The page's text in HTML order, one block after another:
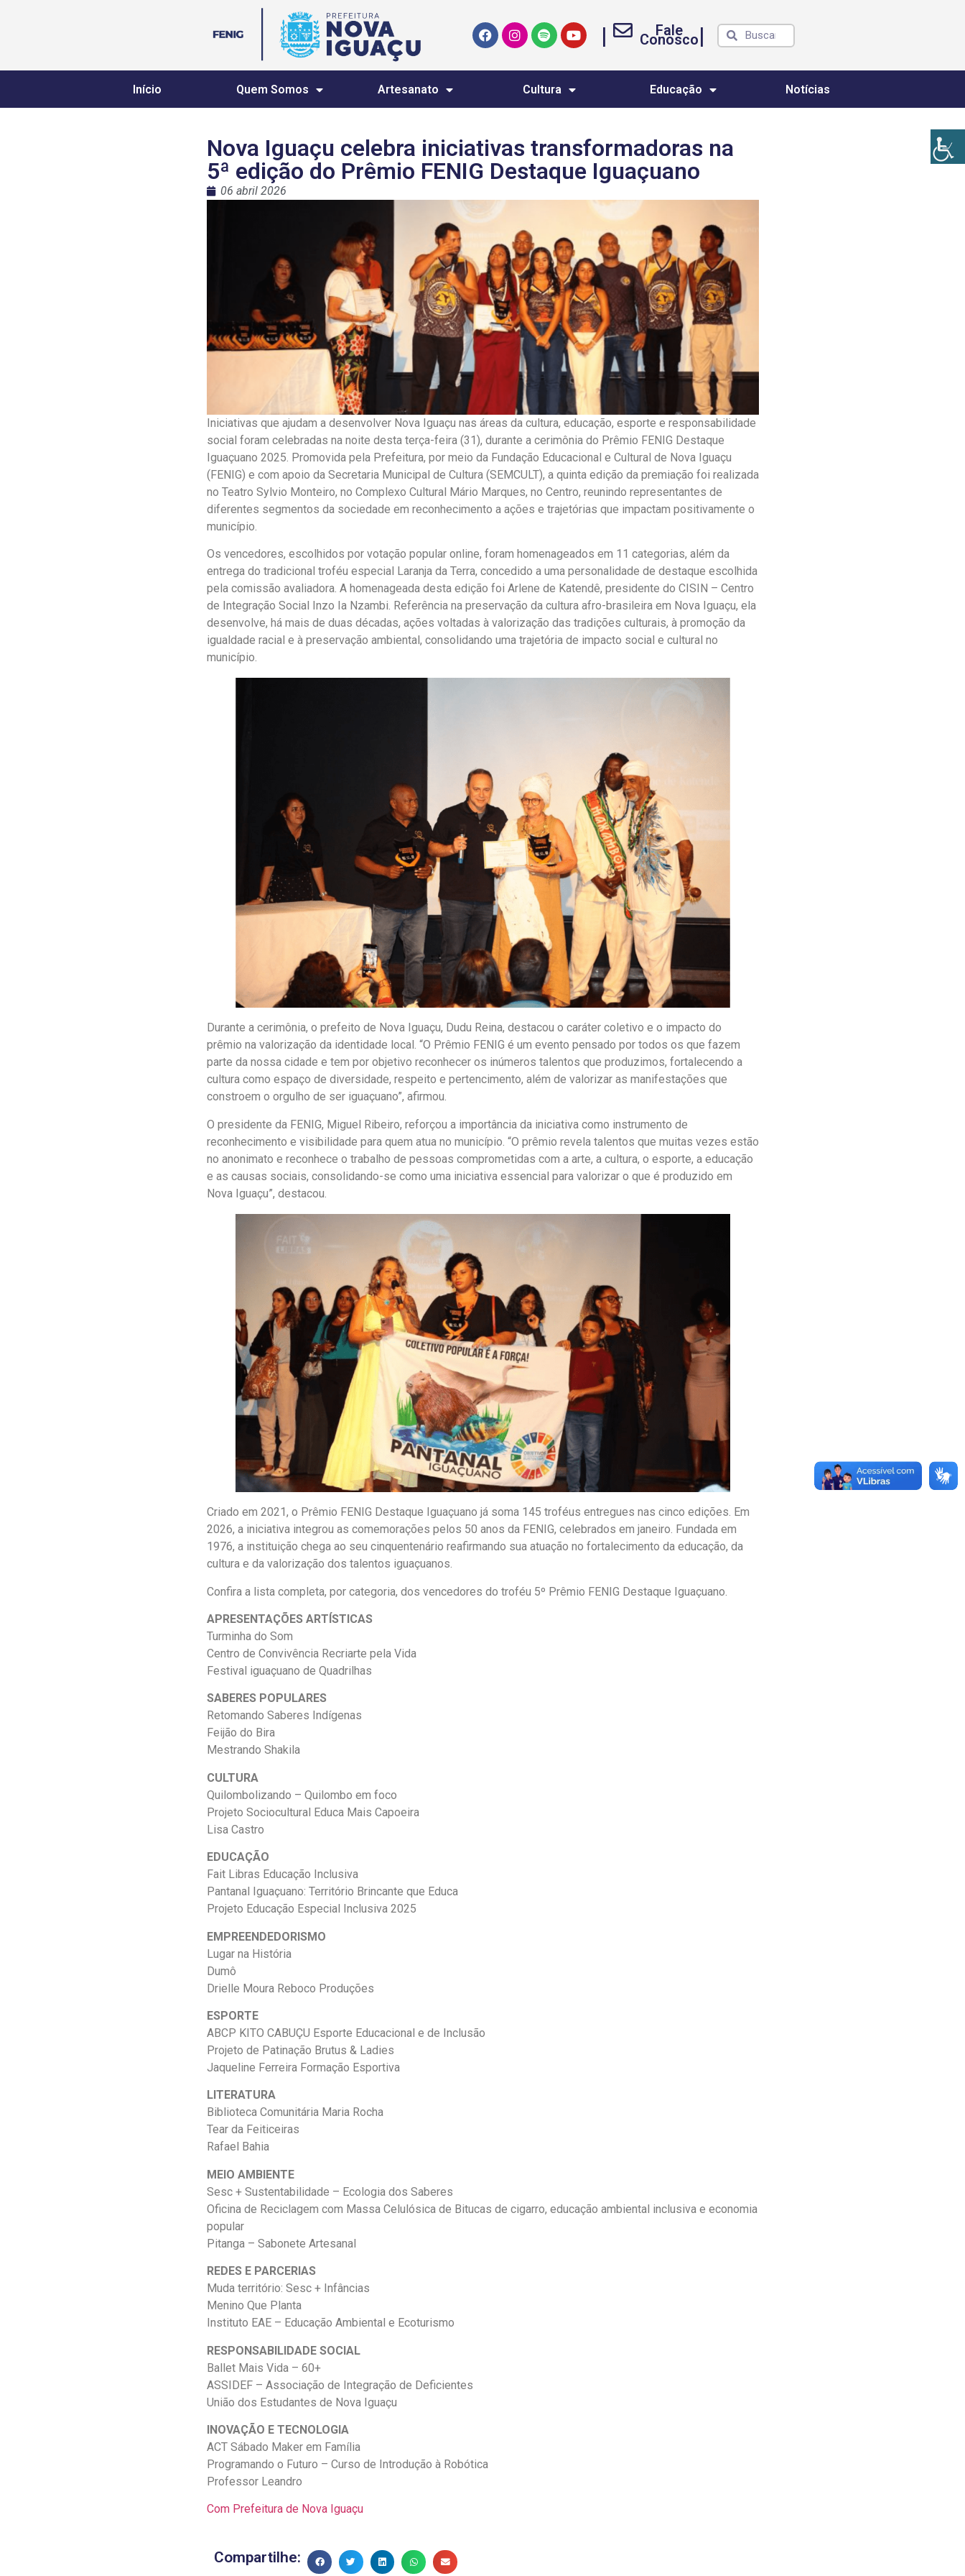
| Fale
Conosco|
Início Quem Somos Artesanato Cultura Educação Notícias
Nova Iguaçu celebra iniciativas transformadoras na
5ª edição do Prêmio FENIG Destaque Iguaçuano
06 abril 2026
Iniciativas que ajudam a desenvolver Nova Iguaçu nas áreas da cultura, educação, esporte e responsabilidade
social foram celebradas na noite desta terça-feira (31), durante a cerimônia do Prêmio FENIG Destaque
Iguaçuano 2025. Promovida pela Prefeitura, por meio da Fundação Educacional e Cultural de Nova Iguaçu
(FENIG) e com apoio da Secretaria Municipal de Cultura (SEMCULT), a quinta edição da premiação foi realizada
no Teatro Sylvio Monteiro, no Complexo Cultural Mário Marques, no Centro, reunindo representantes de
diferentes segmentos da sociedade em reconhecimento a ações e trajetórias que impactam positivamente o
município.
Os vencedores, escolhidos por votação popular online, foram homenageados em 11 categorias, além da
entrega do tradicional troféu especial Laranja da Terra, concedido a uma personalidade de destaque escolhida
pela comissão avaliadora. A homenageada desta edição foi Arlene de Katendê, presidente do CISIN – Centro
de Integração Social Inzo Ia Nzambi. Referência na preservação da cultura afro-brasileira em Nova Iguaçu, ela
desenvolve, há mais de duas décadas, ações voltadas à valorização das tradições culturais, à promoção da
igualdade racial e à preservação ambiental, consolidando uma trajetória de impacto social e cultural no
município.
Durante a cerimônia, o prefeito de Nova Iguaçu, Dudu Reina, destacou o caráter coletivo e o impacto do
prêmio na valorização da identidade local. “O Prêmio FENIG é um evento pensado por todos os que fazem
parte da nossa cidade e tem por objetivo reconhecer os inúmeros talentos que produzimos, fortalecendo a
cultura como espaço de diversidade, respeito e pertencimento, além de valorizar as manifestações que
constroem o orgulho de ser iguaçuano”, afirmou.
O presidente da FENIG, Miguel Ribeiro, reforçou a importância da iniciativa como instrumento de
reconhecimento e visibilidade para quem atua no município. “O prêmio revela talentos que muitas vezes estão
no anonimato e reconhece o trabalho de pessoas comprometidas com a arte, a cultura, o esporte, a educação
e as causas sociais, consolidando-se como uma iniciativa essencial para valorizar o que é produzido em
Nova Iguaçu”, destacou.
Criado em 2021, o Prêmio FENIG Destaque Iguaçuano já soma 145 troféus entregues nas cinco edições. Em
2026, a iniciativa integrou as comemorações pelos 50 anos da FENIG, celebrados em janeiro. Fundada em
1976, a instituição chega ao seu cinquentenário reafirmando sua atuação no fortalecimento da educação, da
cultura e da valorização dos talentos iguaçuanos.
Confira a lista completa, por categoria, dos vencedores do troféu 5º Prêmio FENIG Destaque Iguaçuano.
APRESENTAÇÕES ARTÍSTICAS
Turminha do Som
Centro de Convivência Recriarte pela Vida
Festival iguaçuano de Quadrilhas
SABERES POPULARES
Retomando Saberes Indígenas
Feijão do Bira
Mestrando Shakila
CULTURA
Quilombolizando – Quilombo em foco
Projeto Sociocultural Educa Mais Capoeira
Lisa Castro
EDUCAÇÃO
Fait Libras Educação Inclusiva
Pantanal Iguaçuano: Território Brincante que Educa
Projeto Educação Especial Inclusiva 2025
EMPREENDEDORISMO
Lugar na História
Dumô
Drielle Moura Reboco Produções
ESPORTE
ABCP KITO CABUÇU Esporte Educacional e de Inclusão
Projeto de Patinação Brutus & Ladies
Jaqueline Ferreira Formação Esportiva
LITERATURA
Biblioteca Comunitária Maria Rocha
Tear da Feiticeiras
Rafael Bahia
MEIO AMBIENTE
Sesc + Sustentabilidade – Ecologia dos Saberes
Oficina de Reciclagem com Massa Celulósica de Bitucas de cigarro, educação ambiental inclusiva e economia
popular
Pitanga – Sabonete Artesanal
REDES E PARCERIAS
Muda território: Sesc + Infâncias
Menino Que Planta
Instituto EAE – Educação Ambiental e Ecoturismo
RESPONSABILIDADE SOCIAL
Ballet Mais Vida – 60+
ASSIDEF – Associação de Integração de Deficientes
União dos Estudantes de Nova Iguaçu
INOVAÇÃO E TECNOLOGIA
ACT Sábado Maker em Família
Programando o Futuro – Curso de Introdução à Robótica
Professor Leandro
Com Prefeitura de Nova Iguaçu
Compartilhe: